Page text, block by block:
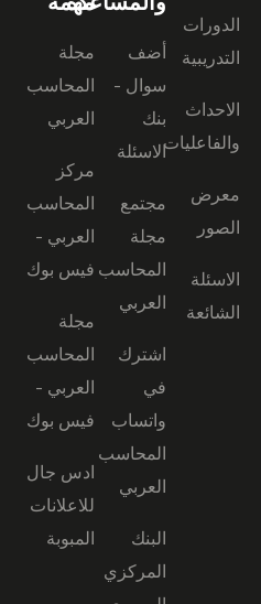
الدورات
التدريبية
الاحداث
والفاعليات
معرض
الصور
الاسئلة
الشائعة
أضف
سوال -
بنك
الاسئلة
مجتمع
مجلة
المحاسب
العربي
اشترك
في
واتساب
المحاسب
العربي
البنك
المركزي
مجلة
المحاسب
العربي
مركز
المحاسب
العربي -
فيس بوك
مجلة
المحاسب
العربي -
فيس بوك
ادس جال
للاعلانات
المبوبة